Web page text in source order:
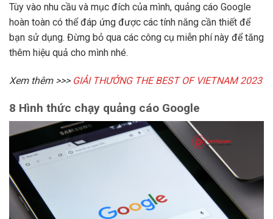
Tùy vào nhu cầu và mục đích của mình, quảng cáo Google
hoàn toàn có thể đáp ứng được các tính năng cần thiết để
bạn sử dụng. Đừng bỏ qua các công cụ miễn phí này để tăng
thêm hiệu quả cho mình nhé.
Xem thêm >>> GIẢI THƯỞNG THE BEST OF VIETNAM 2023
8 Hình thức chạy quảng cáo Google